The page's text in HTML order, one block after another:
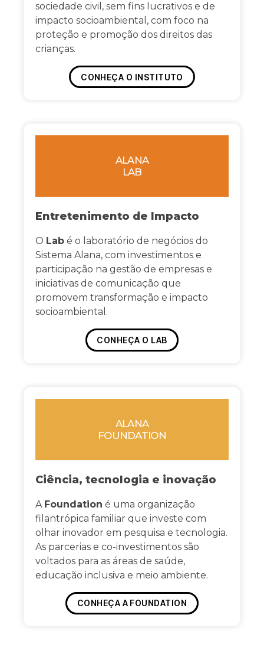
sociedade civil, sem fins lucrativos e de
impacto socioambiental, com foco na
proteção e promoção dos direitos das
crianças.
CONHEÇA O INSTITUTO
ALANA
LAB
Entretenimento de Impacto
O Lab é o laboratório de negócios do
Sistema Alana, com investimentos e
participação na gestão de empresas e
iniciativas de comunicação que
promovem transformação e impacto
socioambiental.
CONHEÇA O LAB
ALANA
FOUNDATION
Ciência, tecnologia e inovação
A Foundation é uma organização
filantrópica familiar que investe com
olhar inovador em pesquisa e tecnologia.
As parcerias e co-investimentos são
voltados para as áreas de saúde,
educação inclusiva e meio ambiente.
CONHEÇA A FOUNDATION